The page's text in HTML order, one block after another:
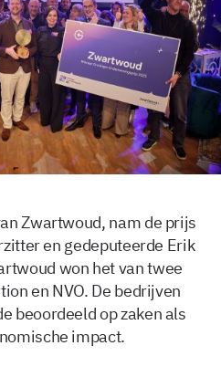
Zwartwoud, nam de prijs
en gedeputeerde Erik
won het van twee
en NVO. De bedrijven
beoordeeld op zaken als
impact.